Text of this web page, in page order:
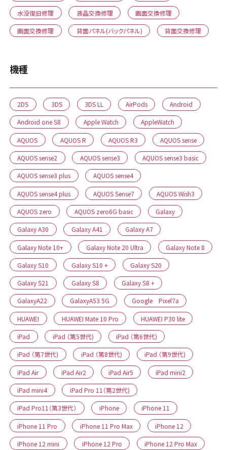
水没復旧修理 液晶交換修理 画面交換修理
画面交換修理 背面パネル(バックパネル) 背面交換修理
機種
2DS 3DS 3DS LL AirPods Android
Android one S8 Apple Watch AppleWatch
AQUOS AQUOS R AQUOS R3 AQUOS sense
AQUOS sense2 AQUOS sense3 AQUOS sense3 basic
AQUOS sense3 plus AQUOS sense4
AQUOS sense4 plus AQUOS Sense7 AQUOS Wish3
AQUOS zero AQUOS zero6G basic Galaxy
Galaxy A30 Galaxy A41 Galaxy A7
Galaxy Note 10+ Galaxy Note 20 Ultra Galaxy Note 8
Galaxy S10 Galaxy S10 + Galaxy S20
Galaxy S21 Galaxy S8 Galaxy S8 +
GalaxyA22 GalaxyA53 5G Google Pixel7a
HUAWEI HUAWEI Mate 10 Pro HUAWEI P30 lite
iPad iPad （第5世代) iPad （第6世代)
iPad （第7世代) iPad （第8世代) iPad （第9世代)
iPad Air iPad Air2 iPad Air5 iPad mini2
iPad mini4 iPad Pro 11（第2世代)
iPad Pro11（第3世代） iPhone iPhone 11
iPhone 11 Pro iPhone 11 Pro Max iPhone 12
iPhone 12 mini iPhone 12 Pro iPhone 12 Pro Max